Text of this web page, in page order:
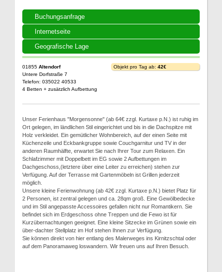
Buchungsanfrage
Internetseite
Geografische Lage
01855 Altendorf
Untere Dorfstraße 7
Telefon: 035022 40533
4 Betten + zusätzlich Aufbettung
Objekt pro Tag ab: 42€
Unser Ferienhaus "Morgensonne" (ab 64€ zzgl. Kurtaxe p.N.) ist ruhig im
Ort gelegen, im ländlichen Stil eingerichtet und bis in die Dachspitze mit
Holz verkleidet. Ein gemütlicher Wohnbereich, auf der einen Seite mit
Küchenzeile und Eckbankgruppe sowie Couchgarnitur und TV in der
anderen Raumhälfte, erwartet Sie nach Ihrer Tour zum Relaxen. Ein
Schlafzimmer mit Doppelbett im EG sowie 2 Aufbettungen im
Dachgeschoss,(letztere über eine Leiter zu erreichen) stehen zur
Verfügung. Auf der Terrasse mit Gartenmöbeln ist Grillen jederzeit
möglich.
Unsere kleine Ferienwohnung (ab 42€ zzgl. Kurtaxe p.N.) bietet Platz für
2 Personen, ist zentral gelegen und ca. 28qm groß. Eine Gewölbedecke
und im Stil angepasste Accessoires gefallen nicht nur Romantikern. Sie
befindet sich im Erdgeschoss ohne Treppen und die Fewo ist für
Kurzübernachtungen geeignet. Eine kleine Sitzecke im Grünen sowie ein
über-dachter Stellplatz im Hof stehen Ihnen zur Verfügung.
Sie können direkt von hier entlang des Malerweges ins Kirnitzschtal oder
auf dem Panoramaweg loswandern. Wir freuen uns auf Ihren Besuch.